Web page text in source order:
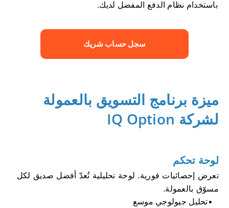
باستخدام نظام الدفع المفضل لديك.
سجل حساب شريك
ميزة برنامج التسويق بالعمولة
لشركة IQ Option
لوحة تحكم
تعرض إحصائيات فورية. لوحة تحليلية تُعدّ أفضل صديق لكل
مسوّق بالعمولة.
تحليل جيولوجي موسع